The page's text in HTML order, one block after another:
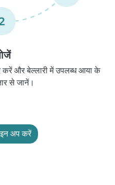
और बेल्लारी में उपलब्ध आया के
से जानें।
अप करें